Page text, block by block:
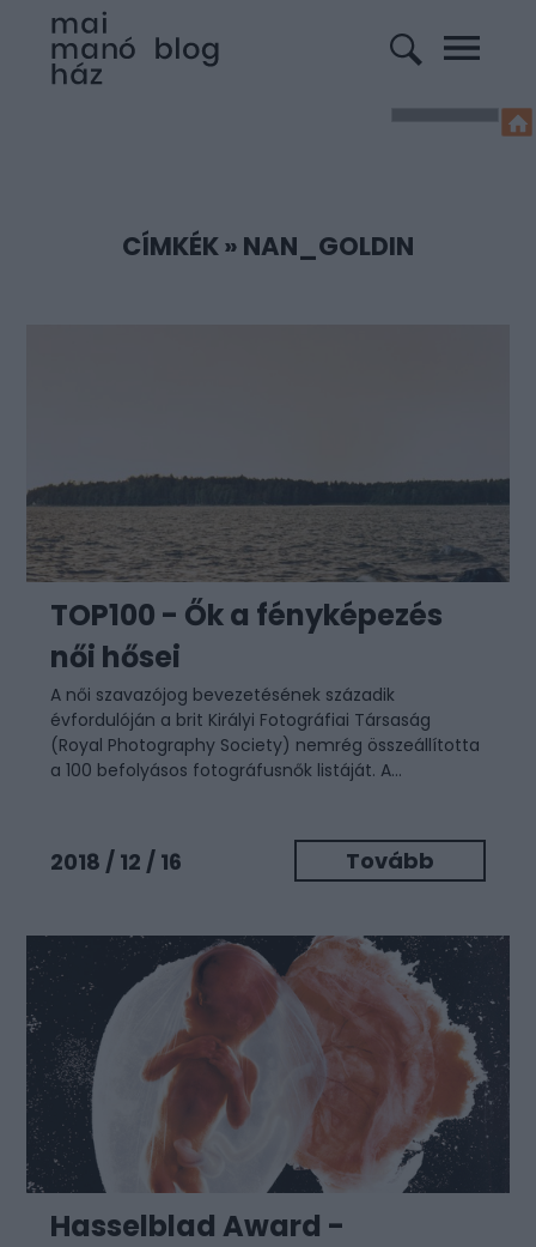
CÍMKÉK» NAN_GOLDIN
TOP100 - Ők a fényképezés
női hősei
A női szavazójog bevezetésének századik
évfordulóján a brit Királyi Fotográfiai Társaság
(Royal Photography Society) nemrég összeállította
a 100 befolyásos fotográfusnők listáját. A...
2018 / 12 / 16 Tovább
Hasselblad Award -